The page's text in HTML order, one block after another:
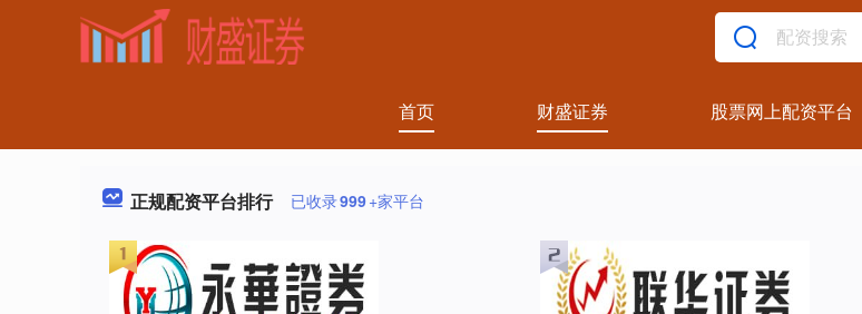
首页 财盛证券 股票网上配资平台
正规配资平台排行 已收录999+家平台